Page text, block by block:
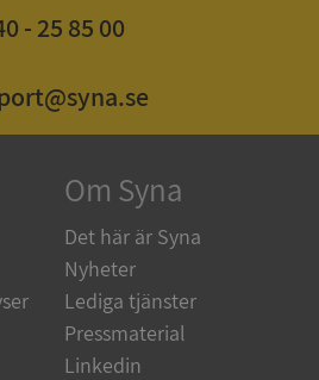
- 25 85 00
Om Syna
Det här är Syna
Nyheter
Lediga tjänster
Pressmaterial
Linkedin
Microsoft
Session
Microsoft
Corporation